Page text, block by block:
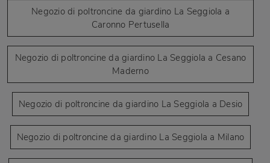
Negozio di poltroncine da giardino La Seggiola a
Caronno Pertusella
Negozio di poltroncine da giardino La Seggiola a Cesano
Maderno
Negozio di poltroncine da giardino La Seggiola a Desio
Negozio di poltroncine da giardino La Seggiola a Milano